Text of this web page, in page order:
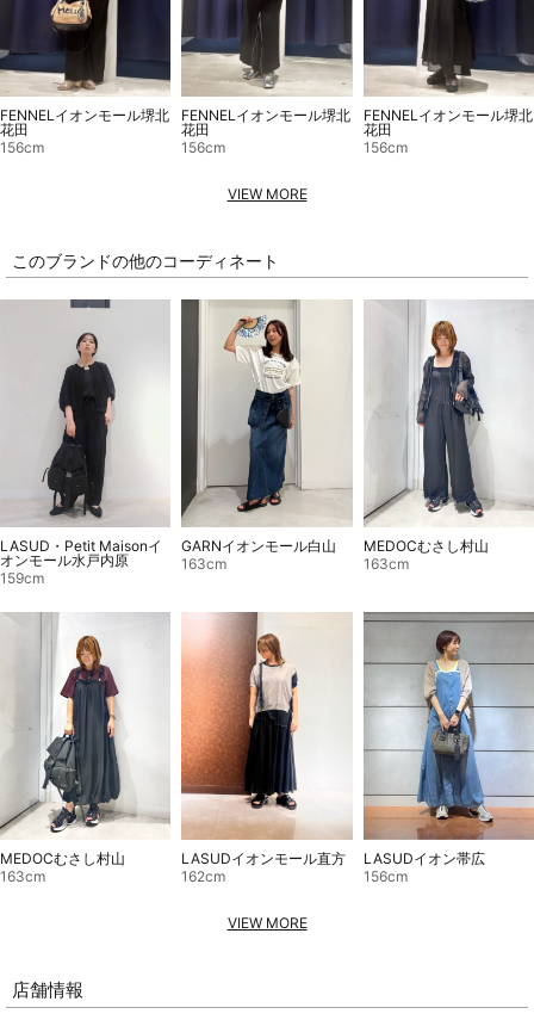
FENNELイオンモール堺北
花田
156cm
FENNELイオンモール堺北
花田
156cm
FENNELイオンモール堺北
花田
156cm
VIEW MORE
このブランドの他のコーディネート
LASUD・Petit Maisonイ
オンモール水戸内原
159cm
GARNイオンモール白山
163cm
MEDOCむさし村山
163cm
MEDOCむさし村山
163cm
LASUDイオンモール直方
162cm
LASUDイオン帯広
156cm
VIEW MORE
店舗情報